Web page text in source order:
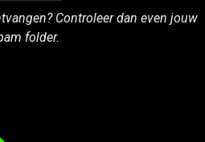
Controleer dan even jouw
folder.